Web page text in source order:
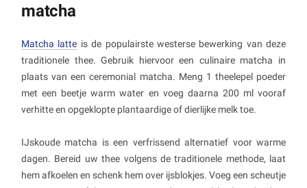
matcha
Matcha latte is de populairste westerse bewerking van deze
traditionele thee. Gebruik hiervoor een culinaire matcha in
plaats van een ceremonial matcha. Meng 1 theelepel poeder
met een beetje warm water en voeg daarna 200 ml vooraf
verhitte en opgeklopte plantaardige of dierlijke melk toe.
IJskoude matcha is een verfrissend alternatief voor warme
dagen. Bereid uw thee volgens de traditionele methode, laat
hem afkoelen en schenk hem over ijsblokjes. Voeg een scheutje